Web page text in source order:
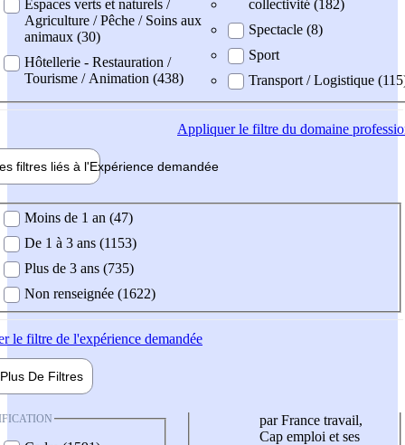
Espaces verts et naturels /
Agriculture / Pêche / Soins aux
animaux (30)
Hôtellerie - Restauration /
Tourisme / Animation (438)
collectivité (182)
Spectacle (8)
Sport
Transport / Logistique
Appliquerle filtre du domaine
filtres liés à l'Expérience demandée
demandée
Moins de 1 an (47)
De 1 à 3 ans (1153)
Plus de 3 ans (735)
Non renseignée (1622)
le filtre de l'expérience demandée
Plus De Filtres
par France travail,
Cap emploi et ses